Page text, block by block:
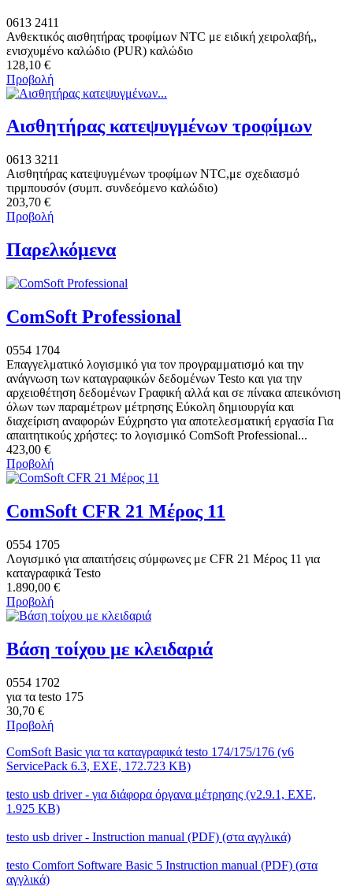
0613 2411
Ανθεκτικός αισθητήρας τροφίμων NTC με ειδική χειρολαβή,,
ενισχυμένο καλώδιο (PUR) καλώδιο
128,10 €
Προβολή
Αισθητήρας κατεψυγμένων τροφίμων
0613 3211
Αισθητήρας κατεψυγμένων τροφίμων NTC,με σχεδιασμό
τιρμπουσόν (συμπ. συνδεόμενο καλώδιο)
203,70 €
Προβολή
Παρελκόμενα
ComSoft Professional
0554 1704
Επαγγελματικό λογισμικό για τον προγραμματισμό και την
ανάγνωση των καταγραφικών δεδομένων Testo και για την
αρχειοθέτηση δεδομένων Γραφική αλλά και σε πίνακα απεικόνιση
όλων των παραμέτρων μέτρησης Εύκολη δημιουργία και
διαχείριση αναφορών Εύχρηστο για αποτελεσματική εργασία Για
απαιτητικούς χρήστες: το λογισμικό ComSoft Professional...
423,00 €
Προβολή
ComSoft CFR 21 Μέρος 11
0554 1705
Λογισμικό για απαιτήσεις σύμφωνες με CFR 21 Μέρος 11 για
καταγραφικά Testo
1.890,00 €
Προβολή
Βάση τοίχου με κλειδαριά
0554 1702
για τα testo 175
30,70 €
Προβολή
ComSoft Basic για τα καταγραφικά testo 174/175/176 (v6
ServicePack 6.3, EXE, 172.723 KB)
testo usb driver - για διάφορα όργανα μέτρησης (v2.9.1, EXE,
1.925 KB)
testo usb driver - Instruction manual (PDF) (στα αγγλικά)
testo Comfort Software Basic 5 Instruction manual (PDF) (στα
αγγλικά)